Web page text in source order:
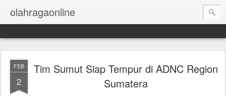
olahragaonline
FEB
2
Tim Sumut Siap Tempur di ADNC Region
Sumatera